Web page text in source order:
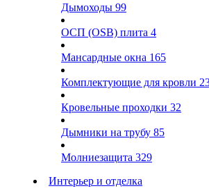
Дымоходы 99
ОСП (OSB) плита 4
Мансардные окна 165
Комплектующие для кровли
Кровельные проходки 32
Дымники на трубу 85
Молниезащита 329
Интерьер и отделка